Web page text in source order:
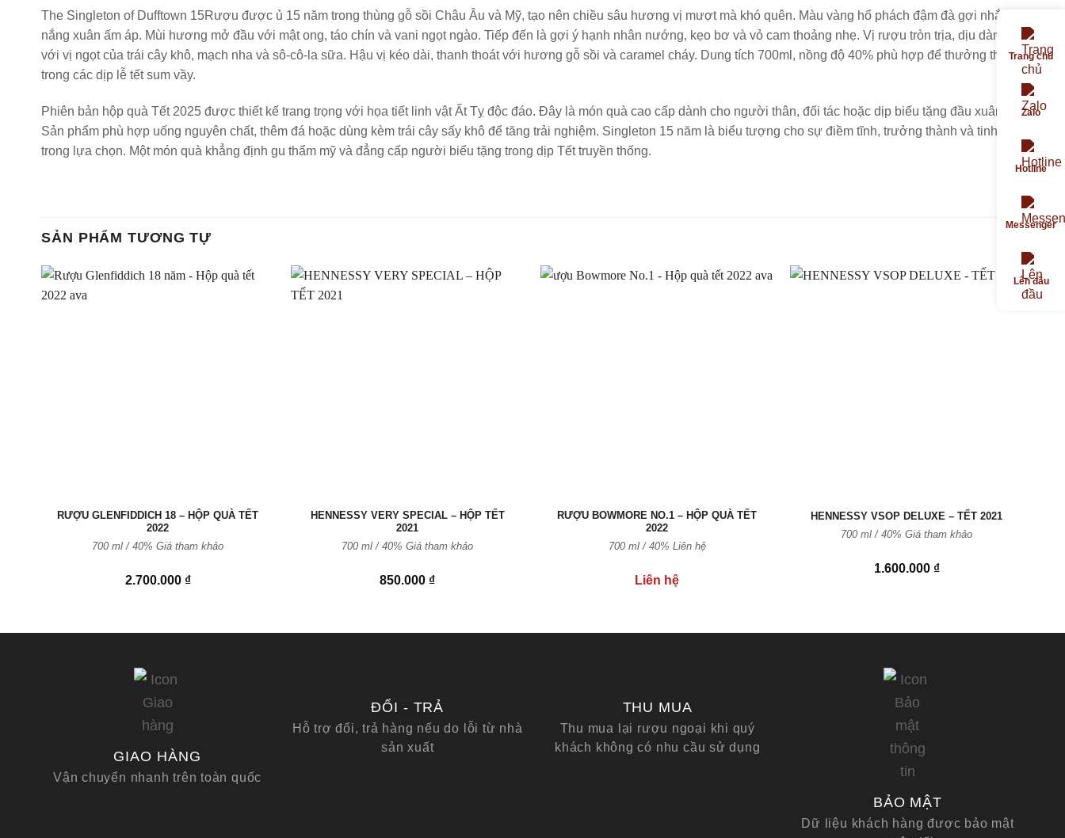
The Singleton of Dufftown 15Rượu được ủ 15 năm trong thùng gỗ sồi Châu Âu và Mỹ, tạo nên chiều sâu hương vị mượt mà khó quên. Màu vàng hổ phách đậm đà gợi nhắc
nắng xuân ấm áp. Mùi hương mở đầu với mật ong, táo chín và vani ngọt ngào. Tiếp đến là gợi ý hạnh nhân nướng, kẹo bơ và vỏ cam thoảng nhẹ. Vị rượu tròn trịa, dịu dàng
với vị ngọt của trái cây khô, mạch nha và sô-cô-la sữa. Hậu vị kéo dài, thanh thoát với hương gỗ sồi và caramel cháy. Dung tích 700ml, nồng độ 40% phù hợp để thưởng thức
trong các dịp lễ tết sum vầy.
Phiên bản hộp quà Tết 2025 được thiết kế trang trọng với họa tiết linh vật Ất Tỵ độc đáo. Đây là món quà cao cấp dành cho người thân, đối tác hoặc dịp biếu tặng đầu xuân.
Sản phẩm phù hợp uống nguyên chất, thêm đá hoặc dùng kèm trái cây sấy khô để tăng trải nghiệm. Singleton 15 năm là biểu tượng cho sự điềm tĩnh, trưởng thành và tinh tế
trong lựa chọn. Một món quà khẳng định gu thẩm mỹ và đẳng cấp người biếu tặng trong dịp Tết truyền thống.
SẢN PHẨM TƯƠNG TỰ
RƯỢU GLENFIDDICH 18 – HỘP QUÀ TẾT
2022
2.700.000 ₫
700 ml / 40% Giá tham khảo
HENNESSY VERY SPECIAL – HỘP TẾT
2021
850.000 ₫
700 ml / 40% Giá tham khảo
RƯỢU BOWMORE NO.1 – HỘP QUÀ TẾT
2022
Liên hệ
700 ml / 40% Liên hệ
HENNESSY VSOP DELUXE – TẾT 2021
1.600.000 ₫
700 ml / 40% Giá tham khảo
GIAO HÀNG
Vận chuyển nhanh trên toàn quốc
ĐỔI - TRẢ
Hỗ trợ đổi, trả hàng nếu do lỗi từ nhà
sản xuất
THU MUA
Thu mua lại rượu ngoại khi quý
khách không có nhu cầu sử dụng
BẢO MẬT
Dữ liệu khách hàng được bảo mật
Trang chủ
Zalo
Hotline
Messenger
Lên đầu